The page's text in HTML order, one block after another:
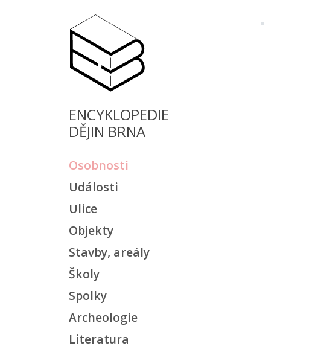
ENCYKLOPEDIE
DĚJIN BRNA
Osobnosti
Události
Ulice
Objekty
Stavby, areály
Školy
Spolky
Archeologie
Literatura